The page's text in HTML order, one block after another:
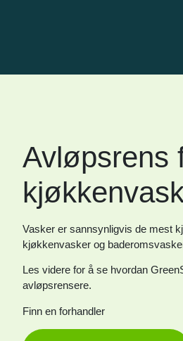
Avløpsrens
Vasker er sannsynligvis de mest
kjøkkenvasker og
Les videre for å se hvordan
avløpsrensere.
Finn en forhandler